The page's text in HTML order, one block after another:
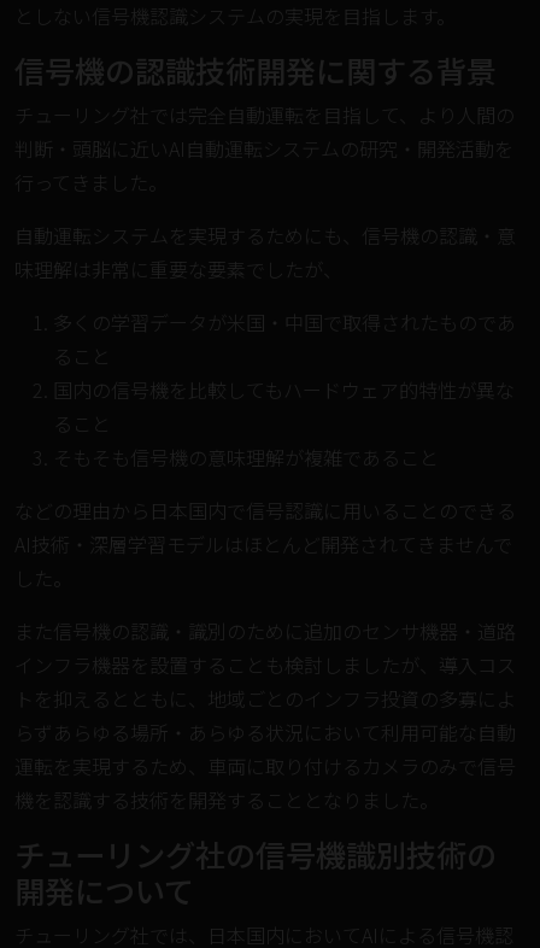
としない信号機認識システムの実現を目指します。
信号機の認識技術開発に関する背景
チューリング社では完全自動運転を目指して、より人間の
判断・頭脳に近いAI自動運転システムの研究・開発活動を
行ってきました。
自動運転システムを実現するためにも、信号機の認識・意
味理解は非常に重要な要素でしたが、
多くの学習データが米国・中国で取得されたものであ
ること
国内の信号機を比較してもハードウェア的特性が異な
ること
そもそも信号機の意味理解が複雑であること
などの理由から日本国内で信号認識に用いることのできる
AI技術・深層学習モデルはほとんど開発されてきませんで
した。
また信号機の認識・識別のために追加のセンサ機器・道路
インフラ機器を設置することも検討しましたが、導入コス
トを抑えるとともに、地域ごとのインフラ投資の多寡によ
らずあらゆる場所・あらゆる状況において利用可能な自動
運転を実現するため、車両に取り付けるカメラのみで信号
機を認識する技術を開発することとなりました。
チューリング社の信号機識別技術の
開発について
チューリング社では、日本国内においてAIによる信号機認